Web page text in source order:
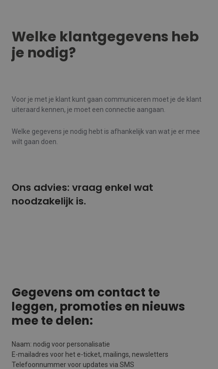
Welke klantgegevens heb
je nodig?
Voor je met je klant kunt gaan communiceren moet je de klant
uiteraard kennen, je moet een connectie aangaan.
Welke gegevens je nodig hebt is afhankelijk van wat je er mee
wilt gaan doen.
Ons advies: vraag enkel wat
noodzakelijk is.
Gegevens om contact te
leggen, promoties en nieuws
mee te delen:
Naam: nodig voor personalisatie
E-mailadres voor het e-ticket, mailings, newsletters
Telefoonnummer voor updates via SMS